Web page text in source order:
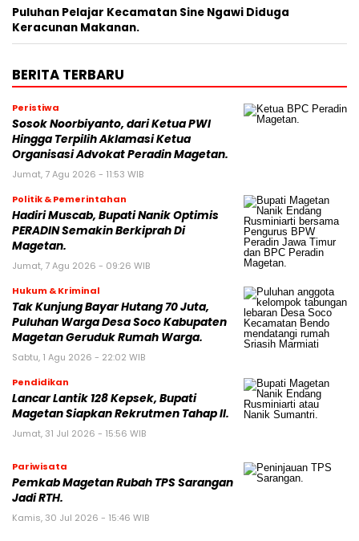
Puluhan Pelajar Kecamatan Sine Ngawi Diduga
Keracunan Makanan.
BERITA TERBARU
Peristiwa
Sosok Noorbiyanto, dari Ketua PWI
Hingga Terpilih Aklamasi Ketua
Organisasi Advokat Peradin Magetan.
Jumat, 7 Agu 2026 - 11:53 WIB
Politik & Pemerintahan
Hadiri Muscab, Bupati Nanik Optimis
PERADIN Semakin Berkiprah Di
Magetan.
Jumat, 7 Agu 2026 - 09:26 WIB
Hukum & Kriminal
Tak Kunjung Bayar Hutang 70 Juta,
Puluhan Warga Desa Soco Kabupaten
Magetan Geruduk Rumah Warga.
Sabtu, 1 Agu 2026 - 22:02 WIB
Pendidikan
Lancar Lantik 128 Kepsek, Bupati
Magetan Siapkan Rekrutmen Tahap II.
Jumat, 31 Jul 2026 - 15:56 WIB
Pariwisata
Pemkab Magetan Rubah TPS Sarangan
Jadi RTH.
Kamis, 30 Jul 2026 - 15:46 WIB